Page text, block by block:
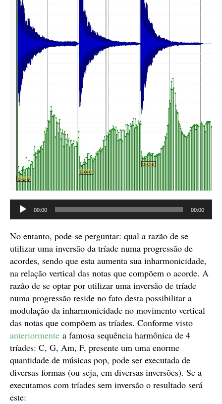
Tocador
de
00:00 00:00
No entanto, pode-se perguntar: qual a razão de se
utilizar uma inversão da tríade numa progressão de
acordes, sendo que esta aumenta sua inharmonicidade,
na relação vertical das notas que compõem o acorde. A
razão de se optar por utilizar uma inversão de tríade
numa progressão reside no fato desta possibilitar a
modulação da inharmonicidade no movimento vertical
das notas que compõem as tríades. Conforme visto
anteriormente a famosa sequência harmônica de 4
tríades: C, G, Am, F, presente um uma enorme
quantidade de músicas pop, pode ser executada de
diversas formas (ou seja, em diversas inversões). Se a
executamos com tríades sem inversão o resultado será
este: